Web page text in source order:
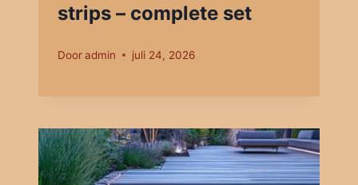
strips – complete set
Dooradmin juli 24, 2026